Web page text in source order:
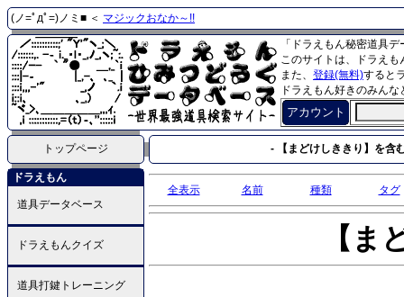
(ノ=ﾟдﾟ=)ノミ■ ＜ マジックおなか～!!
「ドラえもん秘密道具
このサイトは、ドラえ
また、 登録(無料)すると
ドラえもん好きのみん
アカウント
トップページ - 【まどけしききり】を含
ドラえもん
道具データベース
ドラえもんクイズ
道具打鍵トレーニング
全表示 名前 種類 タグ
【ま